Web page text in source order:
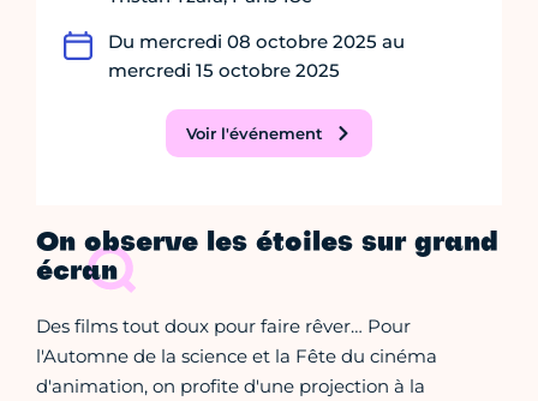
Du mercredi 08 octobre 2025 au
mercredi 15 octobre 2025
Voir l'événement
On observe les étoiles sur grand
écran
Des films tout doux pour faire rêver… Pour
l'Automne de la science et la Fête du cinéma
d'animation, on profite d'une projection à la